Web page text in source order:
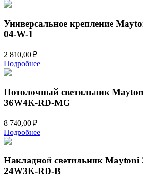
Универсальное крепление
04-W-1
2 810,00 ₽
Подробнее
Потолочный светильник
36W4K-RD-MG
8 740,00 ₽
Подробнее
Накладной светильник Maytoni
24W3K-RD-B